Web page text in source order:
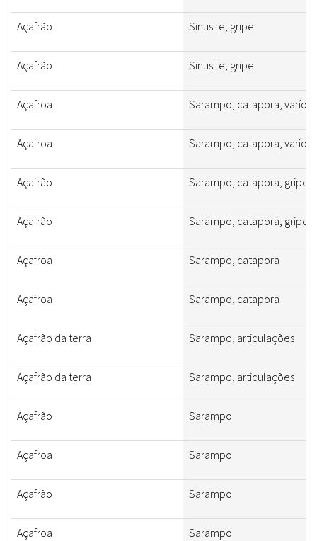
Açafrão Sinusite, gripe
Açafrão Sinusite, gripe
Açafroa Sarampo, catapora, varíola
Açafroa Sarampo, catapora, varíola
Açafrão Sarampo, catapora, gripe
Açafrão Sarampo, catapora, gripe
Açafroa Sarampo, catapora
Açafroa Sarampo, catapora
Açafrão da terra Sarampo, articulações
Açafrão da terra Sarampo, articulações
Açafrão Sarampo
Açafroa Sarampo
Açafrão Sarampo
Açafroa Sarampo